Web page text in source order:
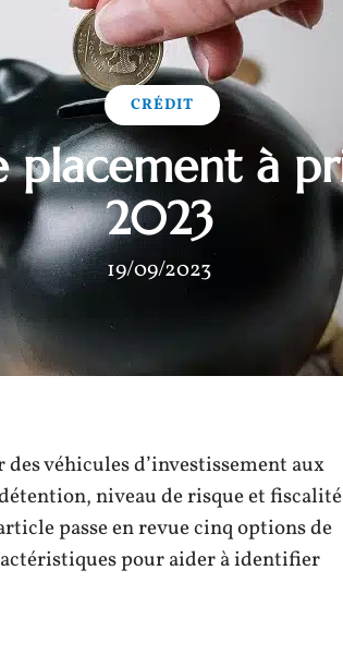
CRÉDIT
placement à
2023
19/09/2023
véhicules d’investissement aux
niveau de risque et fiscalité
passe en revue cinq options de
pour aider à identifier